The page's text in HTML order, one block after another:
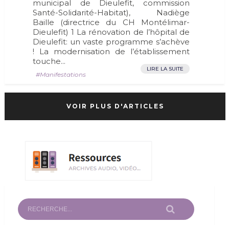
municipal de Dieulefit, commission
Santé-Solidarité-Habitat), Nadiège
Baille (directrice du CH Montélimar-
Dieulefit) 1 La rénovation de l’hôpital de
Dieulefit: un vaste programme s’achève
! La modernisation de l’établissement
touche...
LIRE LA SUITE
Manifestations
VOIR PLUS D'ARTICLES